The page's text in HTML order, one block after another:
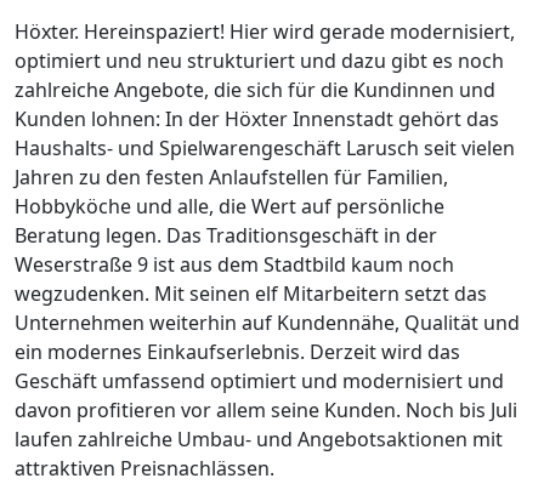
Höxter. Hereinspaziert! Hier wird gerade modernisiert,
optimiert und neu strukturiert und dazu gibt es noch
zahlreiche Angebote, die sich für die Kundinnen und
Kunden lohnen: In der Höxter Innenstadt gehört das
Haushalts- und Spielwarengeschäft Larusch seit vielen
Jahren zu den festen Anlaufstellen für Familien,
Hobbyköche und alle, die Wert auf persönliche
Beratung legen. Das Traditionsgeschäft in der
Weserstraße 9 ist aus dem Stadtbild kaum noch
wegzudenken. Mit seinen elf Mitarbeitern setzt das
Unternehmen weiterhin auf Kundennähe, Qualität und
ein modernes Einkaufserlebnis. Derzeit wird das
Geschäft umfassend optimiert und modernisiert und
davon profitieren vor allem seine Kunden. Noch bis Juli
laufen zahlreiche Umbau- und Angebotsaktionen mit
attraktiven Preisnachlässen.